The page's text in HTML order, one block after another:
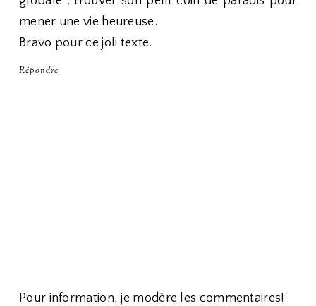
mener une vie heureuse.
Bravo pour ce joli texte.
Répondre
Pour information, je modère les commentaires!